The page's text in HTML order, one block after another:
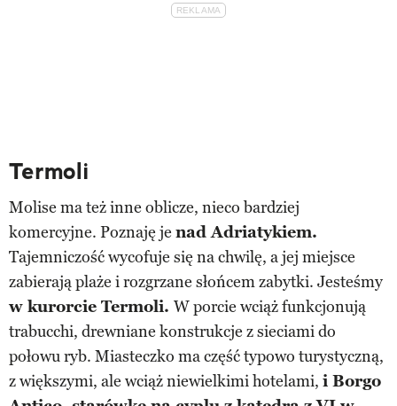
Termoli
Molise ma też inne oblicze, nieco bardziej
komercyjne. Poznaję je nad Adriatykiem.
Tajemniczość wycofuje się na chwilę, a jej miejsce
zabierają plaże i rozgrzane słońcem zabytki. Jesteśmy
w kurorcie Termoli. W porcie wciąż funkcjonują
trabucchi, drewniane konstrukcje z sieciami do
połowu ryb. Miasteczko ma część typowo turystyczną,
z większymi, ale wciąż niewielkimi hotelami, i Borgo